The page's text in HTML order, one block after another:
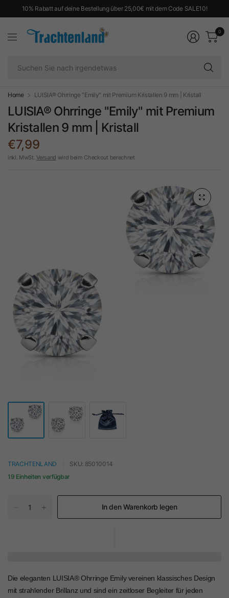
10% Rabatt auf deine Bestellung über 25,00€ mit dem Code SALE10!
0
Home LUISIA® Ohrringe "Emily" mit Premium Kristallen 9 mm | Kristall
LUISIA® Ohrringe "Emily" mit Premium
Kristallen 9 mm | Kristall
€7,99
inkl. MwSt.Versand wird beim Checkout berechnet
TRACHTENLAND
SKU: 85010014
19 Einheiten verfügbar
In den Warenkorb legen
Die eleganten LUISIA® Ohrringe Emily vereinen klassisches Design
mit strahlender Brillanz und sind ein zeitloser Begleiter für jeden